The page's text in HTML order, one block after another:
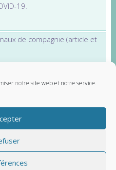
notre site web et notre service.
19.
de compagnie (article et
vétérinaire
légales